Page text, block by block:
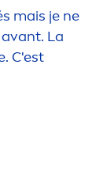
mais je ne
La
C'est